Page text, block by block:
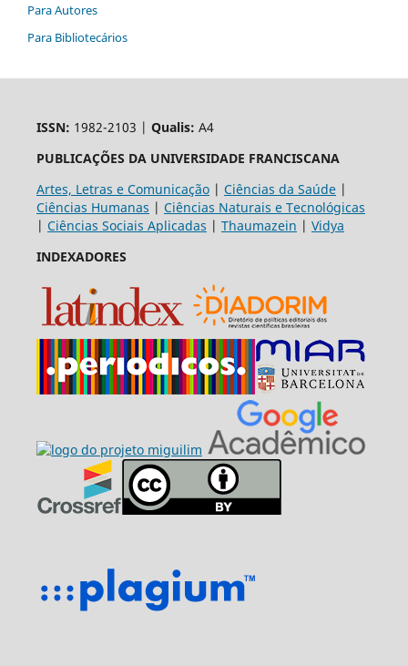
Para Autores
Para Bibliotecários
ISSN: 1982-2103 | Qualis: A4
PUBLICAÇÕES DA UNIVERSIDADE FRANCISCANA
Artes, Letras e Comunicação| Ciências da Saúde|
Ciências Humanas | Ciências Naturais e Tecnológicas
| Ciências Sociais Aplicadas | Thaumazein | Vidya
INDEXADORES